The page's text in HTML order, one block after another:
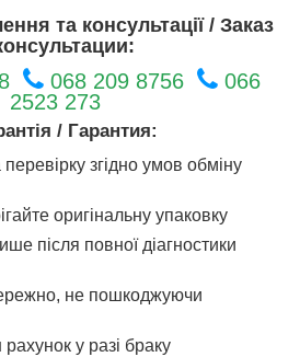
та консультації / Заказ
068 209 8756
066
2523 273
/ Гарантия:
згідно умов обміну
оригінальну упаковку
після повної діагностики
не пошкоджуючи
у разі браку